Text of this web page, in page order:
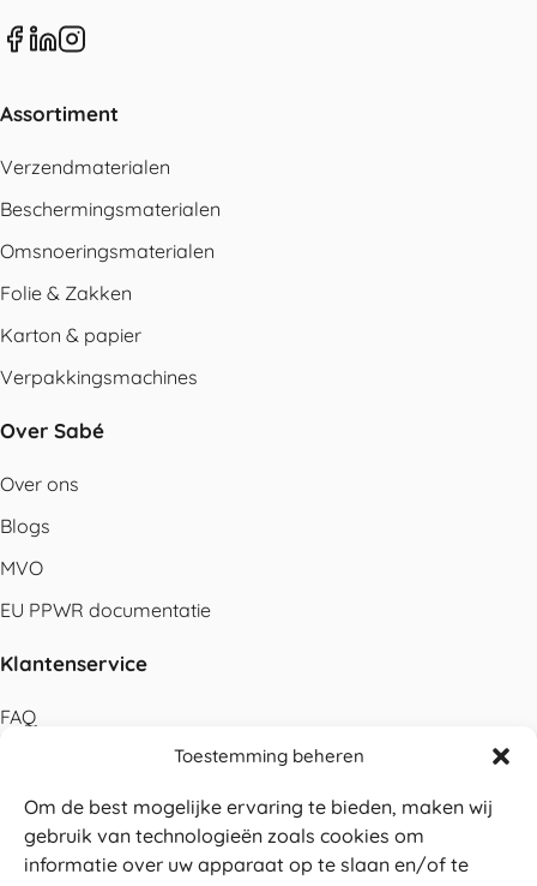
Toestemming beheren
Om de best mogelijke ervaring te bieden, maken wij
gebruik van technologieën zoals cookies om
informatie over uw apparaat op te slaan en/of te
Assortiment
Verzendmaterialen
Beschermingsmaterialen
Omsnoeringsmaterialen
Folie & Zakken
Karton & papier
Verpakkingsmachines
Over Sabé
Over ons
Blogs
MVO
EU PPWR documentatie
Klantenservice
FAQ
Bestellen
Betalen